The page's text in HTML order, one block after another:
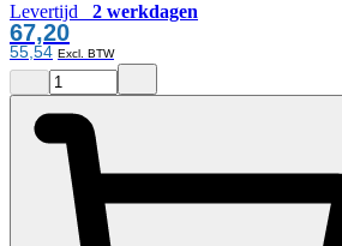
Levertijd 2 werkdagen
67,20
55,54